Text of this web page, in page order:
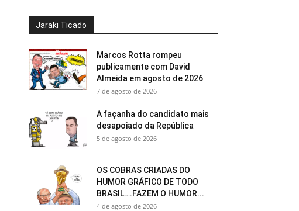
Jaraki Ticado
Marcos Rotta rompeu
publicamente com David
Almeida em agosto de 2026
7 de agosto de 2026
A façanha do candidato mais
desapoiado da República
5 de agosto de 2026
OS COBRAS CRIADAS DO
HUMOR GRÁFICO DE TODO
BRASIL….FAZEM O HUMOR...
4 de agosto de 2026